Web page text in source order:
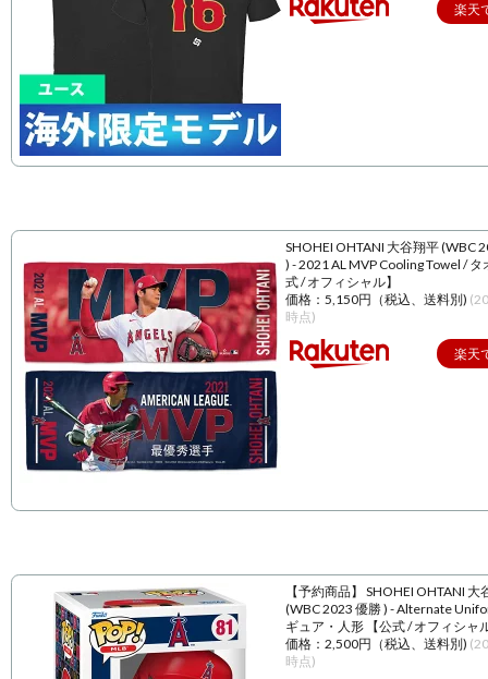
楽天
SHOHEI OHTANI 大谷翔平 (WBC
) - 2021 AL MVP Cooling Towel / タ
式 / オフィシャル】
価格：5,150円（税込、送料別)
時点)
楽天
【予約商品】 SHOHEI OHTANI 大
(WBC 2023 優勝 ) - Alternate
ギュア・人形 【公式 / オフィシャ
価格：2,500円（税込、送料別)
時点)